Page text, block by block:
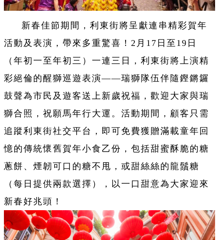
新春佳節期間，利東街將呈獻連串精彩賀年
活動及表演，帶來多重驚喜！2月17日至19日
（年初一至年初三）一連三日，利東街將上演精
彩絕倫的醒獅巡遊表演——瑞獅隊伍伴隨鏗鏘鑼
鼓聲為市民及遊客送上新歲祝福，歡迎大家與瑞
獅合照，祝願馬年行大運。活動期間，顧客只需
追蹤利東街社交平台，即可免費獲贈滿載童年回
憶的傳統懷舊賀年小食乙份，包括甜蜜酥脆的糖
蔥餅、煙韌可口的糖不甩，或甜絲絲的龍鬚糖
（每日提供兩款選擇），以一口甜意為大家迎來
新春好兆頭！